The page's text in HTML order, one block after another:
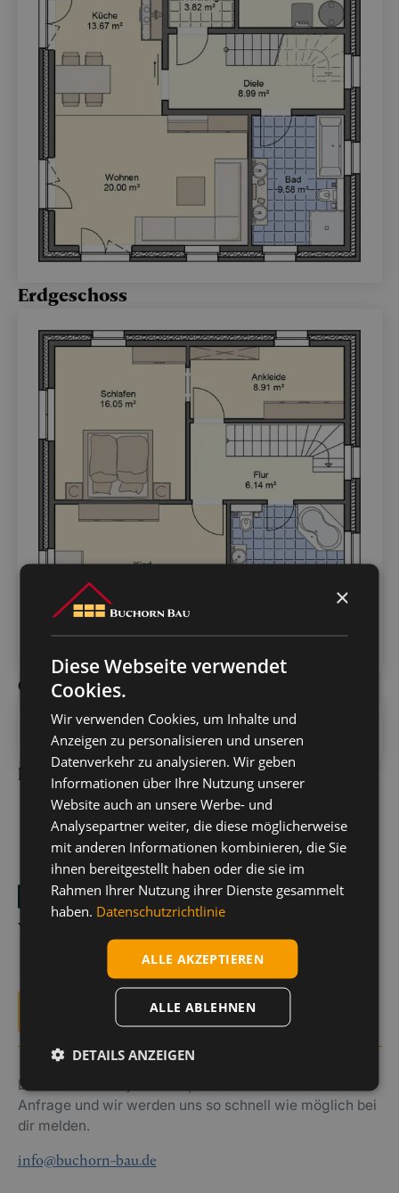
Erdgeschoss
Obergeschoss
Dachgeschoss
Kontakt
Wir beraten dich gerne
Du erreichst uns jederzeit per E-Mail. Sende uns deine
Anfrage und wir werden uns so schnell wie möglich bei
dir melden.
info@buchorn-bau.de
×
Diese Webseite verwendet
Cookies.
Wir verwenden Cookies, um Inhalte und
Anzeigen zu personalisieren und unseren
Datenverkehr zu analysieren. Wir geben
Informationen über Ihre Nutzung unserer
Website auch an unsere Werbe- und
Analysepartner weiter, die diese möglicherweise
mit anderen Informationen kombinieren, die Sie
ihnen bereitgestellt haben oder die sie im
Rahmen Ihrer Nutzung ihrer Dienste gesammelt
haben. Datenschutzrichtlinie
ALLE AKZEPTIEREN
ALLE ABLEHNEN
DETAILS ANZEIGEN